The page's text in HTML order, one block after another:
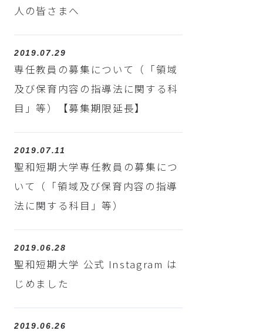
人の皆さまへ
2019.07.29
専任教員の募集について（「領域
及び保育内容の指導法に関する科
目」等）【募集期限延長】
2019.07.11
聖和短期大学専任教員の募集につ
いて（「領域及び保育内容の指導
法に関する科目」等）
2019.06.28
聖和短期大学 公式 Instagram は
じめました
2019.06.26